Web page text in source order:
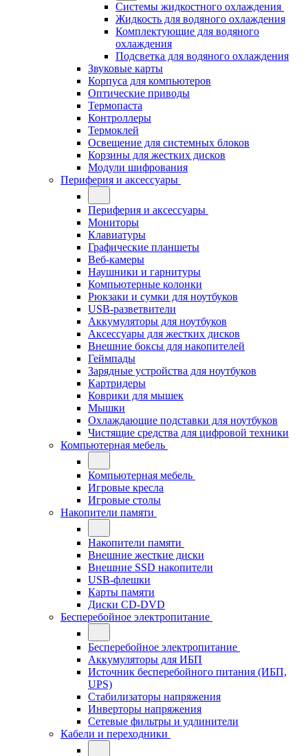
Системы жидкостного охлаждения
Жидкость для водяного охлаждения
Комплектующие для водяного
охлаждения
Подсветка для водяного охлаждения
Звуковые карты
Корпуса для компьютеров
Оптические приводы
Термопаста
Контроллеры
Термоклей
Освещение для системных блоков
Корзины для жестких дисков
Модули шифрования
Периферия и аксессуары
Периферия и аксессуары
Мониторы
Клавиатуры
Графические планшеты
Веб-камеры
Наушники и гарнитуры
Компьютерные колонки
Рюкзаки и сумки для ноутбуков
USB-разветвители
Аккумуляторы для ноутбуков
Аксессуары для жестких дисков
Внешние боксы для накопителей
Геймпады
Зарядные устройства для ноутбуков
Картридеры
Коврики для мышек
Мышки
Охлаждающие подставки для ноутбуков
Чистящие средства для цифровой техники
Компьютерная мебель
Компьютерная мебель
Игровые кресла
Игровые столы
Накопители памяти
Накопители памяти
Внешние жесткие диски
Внешние SSD накопители
USB-флешки
Карты памяти
Диски CD-DVD
Бесперебойное электропитание
Бесперебойное электропитание
Аккумуляторы для ИБП
Источник бесперебойного питания (ИБП,
UPS)
Стабилизаторы напряжения
Инверторы напряжения
Сетевые фильтры и удлинители
Кабели и переходники